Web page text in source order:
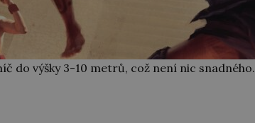
do výšky 3-10 metrů, což není nic snadného.